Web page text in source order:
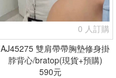
0 人訂購
AJ45275 雙肩帶帶胸墊修身掛
脖背心/bratop(現貨+預購)
590元